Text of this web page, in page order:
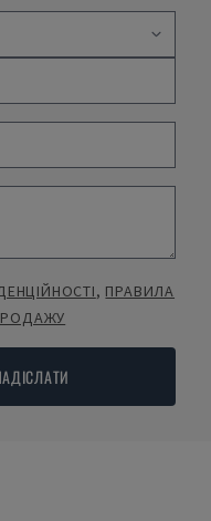
, ПРАВИЛА